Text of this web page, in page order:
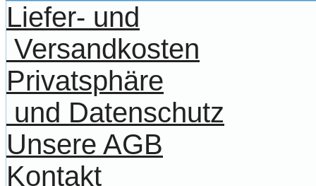
Liefer- und
Versandkosten
Privatsphäre
und Datenschutz
Unsere AGB
Kontakt